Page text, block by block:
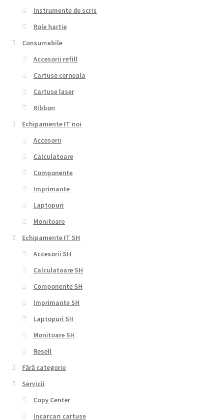
Instrumente de scris
Role hartie
Consumabile
Accesorii refill
Cartuse cerneala
Cartuse laser
Ribbon
Echipamente IT noi
Accesorii
Calculatoare
Componente
Imprimante
Laptopuri
Monitoare
Echipamente IT SH
Accesorii SH
Calculatoare SH
Componente SH
Imprimante SH
Laptopuri SH
Monitoare SH
Resell
Fără categorie
Servicii
Copy Center
Incarcari cartuse